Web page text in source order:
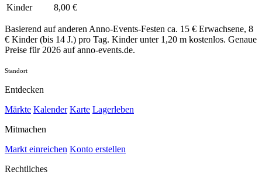
Kinder
8,00 €
Basierend auf anderen Anno-Events-Festen ca. 15 € Erwachsene, 8
€ Kinder (bis 14 J.) pro Tag. Kinder unter 1,20 m kostenlos. Genaue
Preise für 2026 auf anno-events.de.
Standort
Entdecken
Märkte Kalender Karte Lagerleben
Mitmachen
Markt einreichen Konto erstellen
Rechtliches